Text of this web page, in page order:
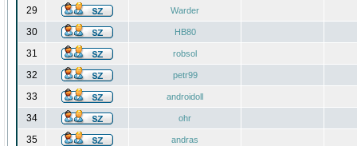
29 Warder
30 HB80
31 robsol
32 petr99
33 androidoll
34 ohr
35 andras